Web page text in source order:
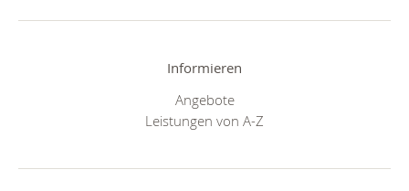
Informieren
Angebote
Leistungen von A-Z